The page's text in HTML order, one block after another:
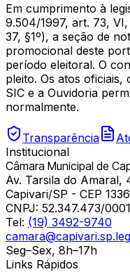
Em cumprimento à
9.504/1997, art. 73,
37, §1º), a seção de
promocional deste
período eleitoral. O
pleito. Os atos
SIC e a Ouvidoria
normalmente.
Transparência
Institucional
Câmara Municipal de
Av. Tarsila do
Capivari/SP - CEP
CNPJ: 52.347.473/
Tel: (19) 3492-9740
Seg–Sex, 8h–17h
Links Rápidos